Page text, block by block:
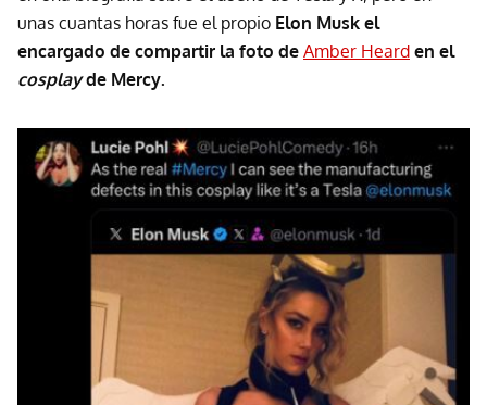
unas cuantas horas fue el propio Elon Musk el
encargado de compartir la foto de Amber Heard en el
cosplayde Mercy.